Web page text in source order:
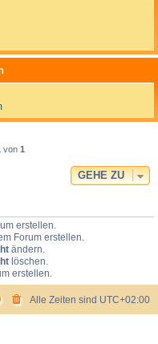
von 1
GEHE ZU
erstellen.
Forum erstellen.
ändern.
löschen.
erstellen.
Alle Zeiten sind UTC+02:00